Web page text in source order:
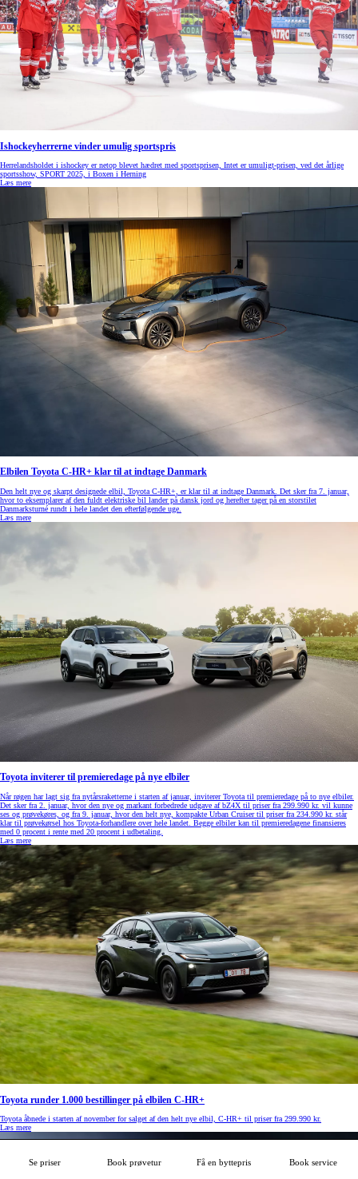
Se priser Book prøvetur Få en byttepris Book service
Ishockeyherrerne vinder umulig sportspris
Herrelandsholdet i ishockey er netop blevet hædret med sportsprisen, Intet er umuligt-prisen, ved det årlige
sportsshow, SPORT 2025, i Boxen i Herning
Læs mere
Elbilen Toyota C-HR+ klar til at indtage Danmark
Den helt nye og skarpt designede elbil, Toyota C-HR+, er klar til at indtage Danmark. Det sker fra 7. januar,
hvor to eksemplarer af den fuldt elektriske bil lander på dansk jord og herefter tager på en storstilet
Danmarksturné rundt i hele landet den efterfølgende uge.
Læs mere
Toyota inviterer til premieredage på nye elbiler
Når røgen har lagt sig fra nytårsraketterne i starten af januar, inviterer Toyota til premieredage på to nye elbiler.
Det sker fra 2. januar, hvor den nye og markant forbedrede udgave af bZ4X til priser fra 299.990 kr. vil kunne
ses og prøvekøres, og fra 9. januar, hvor den helt nye, kompakte Urban Cruiser til priser fra 234.990 kr. står
klar til prøvekørsel hos Toyota-forhandlere over hele landet. Begge elbiler kan til premieredagene finansieres
med 0 procent i rente med 20 procent i udbetaling.
Læs mere
Toyota runder 1.000 bestillinger på elbilen C-HR+
Toyota åbnede i starten af november for salget af den helt nye elbil, C-HR+ til priser fra 299.990 kr.
Læs mere